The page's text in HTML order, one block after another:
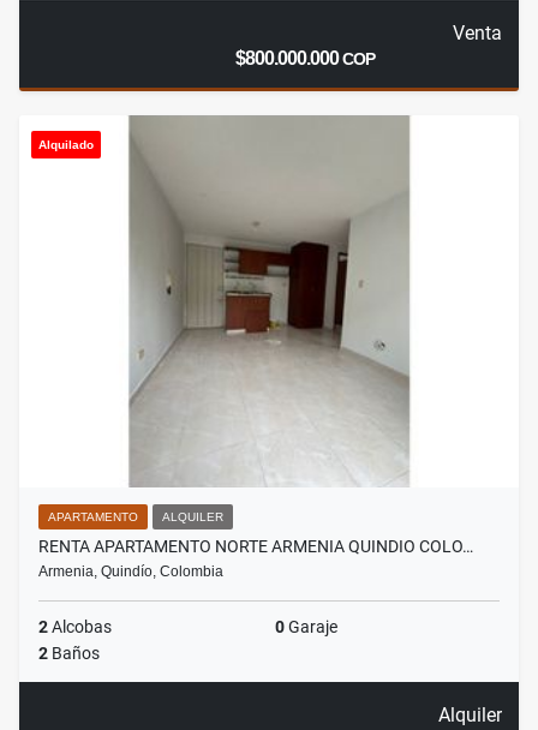
Venta
$800.000.000COP
Alquilado
APARTAMENTO ALQUILER
RENTA APARTAMENTO NORTE ARMENIA QUINDIO COLO…
Armenia, Quindío, Colombia
2Alcobas 0Garaje
2 Baños
Alquiler